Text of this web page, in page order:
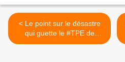
< Le point sur le désastre
qui guette le #TPE de
Bezons